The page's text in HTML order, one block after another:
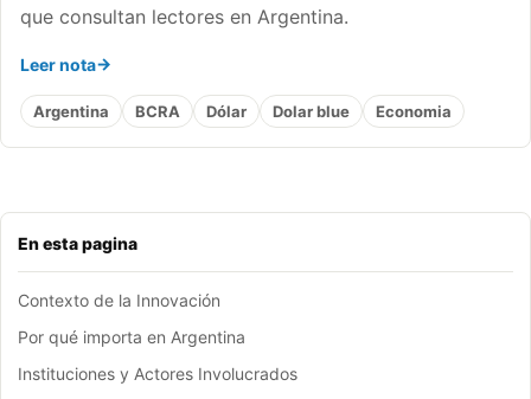
En esta pagina
Contexto de la Innovación
Por qué importa en Argentina
Instituciones y Actores Involucrados
que consultan lectores en Argentina.
Leer nota
Argentina BCRA Dólar Dolar blue Economia